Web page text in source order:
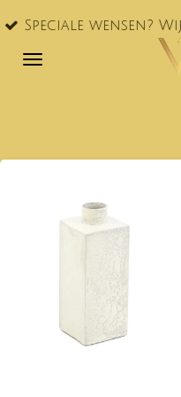
Ga
naar
wensen? Wij denken